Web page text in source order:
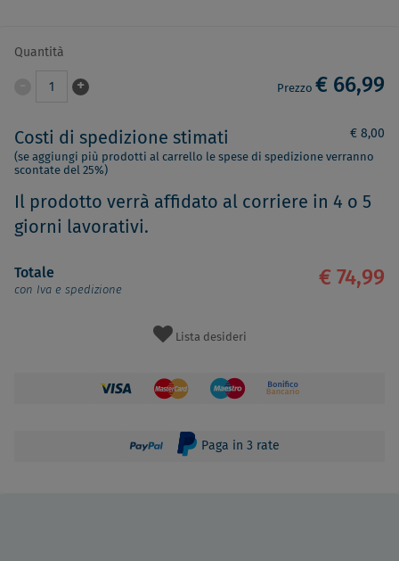
Quantità
1 + Prezzo € 66,99
Costi di spedizione stimati € 8,00
(se aggiungi più prodotti al carrello le spese di spedizione verranno
scontate del 25%)
Il prodotto verrà affidato al corriere in 4 o 5
giorni lavorativi.
Totale
con Iva e spedizione
€ 74,99
Lista desideri
Paga in 3 rate